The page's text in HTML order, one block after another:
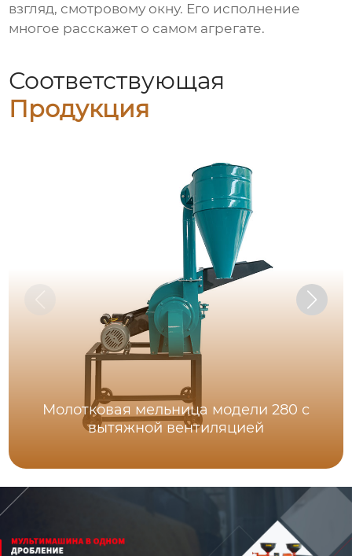
взгляд, смотровому окну. Его исполнение
многое расскажет о самом агрегате.
Соответствующая
Продукция
Молотковая мельница модели 280 с
вытяжной вентиляцией